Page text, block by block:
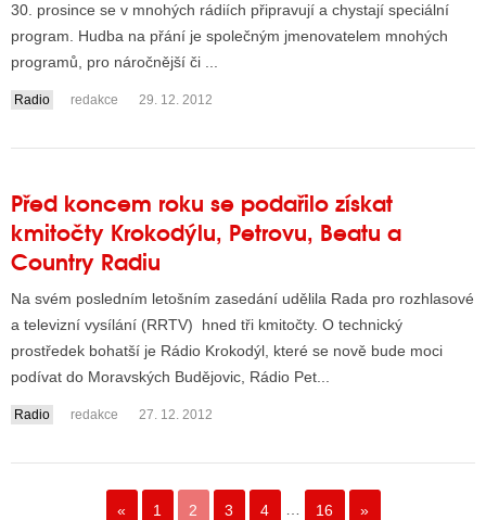
30. prosince se v mnohých rádiích připravují a chystají speciální
program. Hudba na přání je společným jmenovatelem mnohých
programů, pro náročnější či ...
Radio redakce 29. 12. 2012
Před koncem roku se podařilo získat
kmitočty Krokodýlu, Petrovu, Beatu a
Country Radiu
Na svém posledním letošním zasedání udělila Rada pro rozhlasové
a televizní vysílání (RRTV) hned tři kmitočty. O technický
prostředek bohatší je Rádio Krokodýl, které se nově bude moci
podívat do Moravských Budějovic, Rádio Pet...
Radio redakce 27. 12. 2012
« 1 2 3 4 16 »